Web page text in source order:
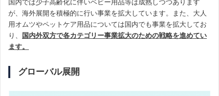
国内では少子高齢化に伴いベビー用品等は成熟しつつあります
が、海外展開を積極的に行い事業を拡大しています。また、大人
用オムツやペットケア用品については国内でも事業を拡大してお
り、
国内外双方で各カテゴリー事業拡大のための戦略を進めてい
ます。
グローバル展開